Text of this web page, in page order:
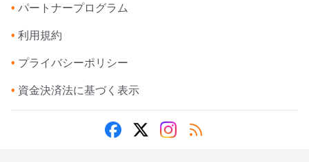
• パートナープログラム
• 利用規約
• プライバシーポリシー
• 資金決済法に基づく表示